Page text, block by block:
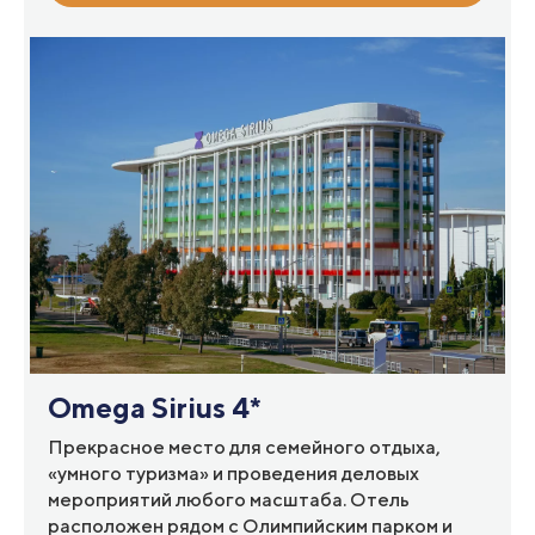
Omega Sirius 4*
Прекрасное место для семейного отдыха,
«умного туризма» и проведения деловых
мероприятий любого масштаба. Отель
расположен рядом с Олимпийским парком и